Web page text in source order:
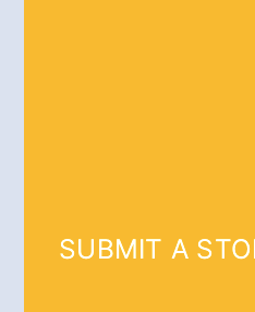
SUBMIT A